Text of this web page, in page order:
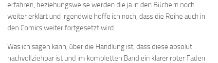
erfahren, beziehungsweise werden die ja in den Büchern noch
weiter erklärt und irgendwie hoffe ich noch, dass die Reihe auch in
den Comics weiter fortgesetzt wird.
Was ich sagen kann, über die Handlung ist, dass diese absolut
nachvollziehbar ist und im kompletten Band ein klarer roter Faden